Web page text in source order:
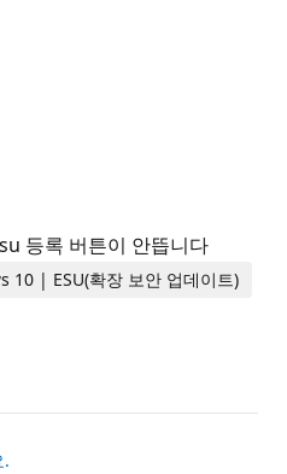
등록 버튼이 안뜹니다
| ESU(확장 보안 업데이트)
.